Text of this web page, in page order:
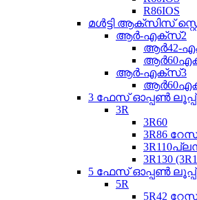
R86IOS
മൾട്ടി ആക്സിസ്
ആർ-എക്സ്2
ആർ42-
ആർ-എക്സ്3
3 ഫേസ് ഓപ്പൺ ലൂപ്പ്
3R
3R60
3R86
3R130
5 ഫേസ് ഓപ്പൺ ലൂപ്പ്
5R
5R42